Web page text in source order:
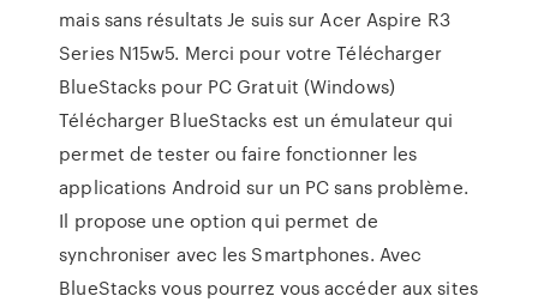
mais sans résultats Je suis sur Acer Aspire R3
Series N15w5. Merci pour votre Télécharger
BlueStacks pour PC Gratuit (Windows)
Télécharger BlueStacks est un émulateur qui
permet de tester ou faire fonctionner les
applications Android sur un PC sans problème.
Il propose une option qui permet de
synchroniser avec les Smartphones. Avec
BlueStacks vous pourrez vous accéder aux sites